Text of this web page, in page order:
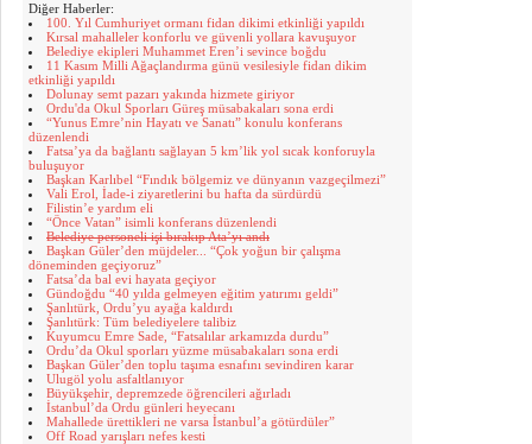
Diğer Haberler:
100. Yıl Cumhuriyet ormanı fidan dikimi etkinliği yapıldı
Kırsal mahalleler konforlu ve güvenli yollara kavuşuyor
Belediye ekipleri Muhammet Eren’i sevince boğdu
11 Kasım Milli Ağaçlandırma günü vesilesiyle fidan dikim
etkinliği yapıldı
Dolunay semt pazarı yakında hizmete giriyor
Ordu'da Okul Sporları Güreş müsabakaları sona erdi
“Yunus Emre’nin Hayatı ve Sanatı” konulu konferans
düzenlendi
Fatsa’ya da bağlantı sağlayan 5 km’lik yol sıcak konforuyla
buluşuyor
Başkan Karlıbel “Fındık bölgemiz ve dünyanın vazgeçilmezi”
Vali Erol, İade-i ziyaretlerini bu hafta da sürdürdü
Filistin’e yardım eli
“Önce Vatan” isimli konferans düzenlendi
Belediye personeli işi bırakıp Ata’yı andı
Başkan Güler’den müjdeler... “Çok yoğun bir çalışma
döneminden geçiyoruz”
Fatsa’da bal evi hayata geçiyor
Gündoğdu “40 yılda gelmeyen eğitim yatırımı geldi”
Şanlıtürk, Ordu’yu ayağa kaldırdı
Şanlıtürk: Tüm belediyelere talibiz
Kuyumcu Emre Sade, “Fatsalılar arkamızda durdu”
Ordu’da Okul sporları yüzme müsabakaları sona erdi
Başkan Güler’den toplu taşıma esnafını sevindiren karar
Ulugöl yolu asfaltlanıyor
Büyükşehir, depremzede öğrencileri ağırladı
İstanbul’da Ordu günleri heyecanı
Mahallede ürettikleri ne varsa İstanbul’a götürdüler”
Off Road yarışları nefes kesti